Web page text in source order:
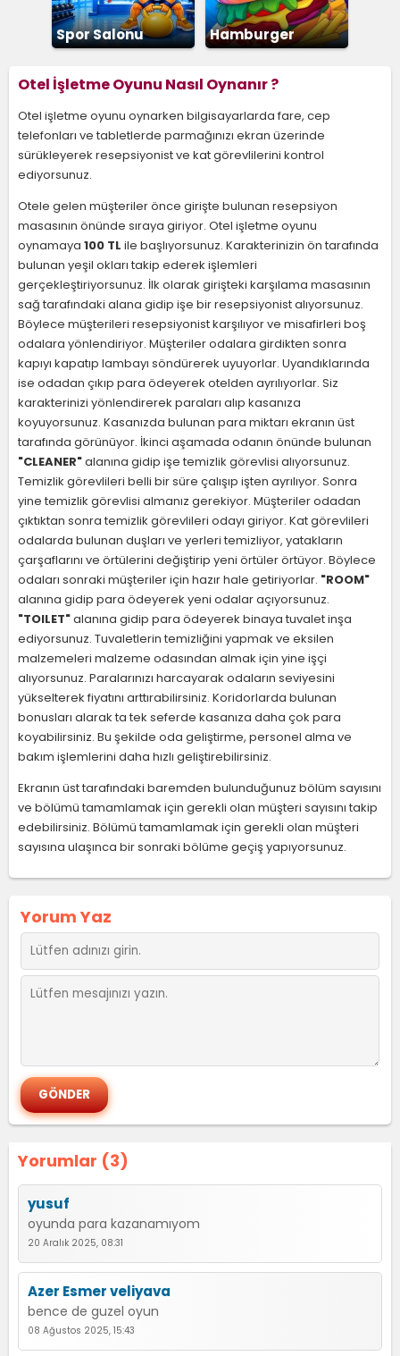
Spor Salonu
Hamburger
Otel İşletme Oyunu Nasıl Oynanır ?
Otel işletme oyunu oynarken bilgisayarlarda fare, cep
telefonları ve tabletlerde parmağınızı ekran üzerinde
sürükleyerek resepsiyonist ve kat görevlilerini kontrol
ediyorsunuz.
Otele gelen müşteriler önce girişte bulunan resepsiyon
masasının önünde sıraya giriyor. Otel işletme oyunu
oynamaya 100 TL ile başlıyorsunuz. Karakterinizin ön tarafında
bulunan yeşil okları takip ederek işlemleri
gerçekleştiriyorsunuz. İlk olarak girişteki karşılama masasının
sağ tarafındaki alana gidip işe bir resepsiyonist alıyorsunuz.
Böylece müşterileri resepsiyonist karşılıyor ve misafirleri boş
odalara yönlendiriyor. Müşteriler odalara girdikten sonra
kapıyı kapatıp lambayı söndürerek uyuyorlar. Uyandıklarında
ise odadan çıkıp para ödeyerek otelden ayrılıyorlar. Siz
karakterinizi yönlendirerek paraları alıp kasanıza
koyuyorsunuz. Kasanızda bulunan para miktarı ekranın üst
tarafında görünüyor. İkinci aşamada odanın önünde bulunan
"CLEANER"alanına gidip işe temizlik görevlisi alıyorsunuz.
Temizlik görevlileri belli bir süre çalışıp işten ayrılıyor. Sonra
yine temizlik görevlisi almanız gerekiyor. Müşteriler odadan
çıktıktan sonra temizlik görevlileri odayı giriyor. Kat görevlileri
odalarda bulunan duşları ve yerleri temizliyor, yatakların
çarşaflarını ve örtülerini değiştirip yeni örtüler örtüyor. Böylece
odaları sonraki müşteriler için hazır hale getiriyorlar. "ROOM"
alanına gidip para ödeyerek yeni odalar açıyorsunuz.
"TOILET"alanına gidip para ödeyerek binaya tuvalet inşa
ediyorsunuz. Tuvaletlerin temizliğini yapmak ve eksilen
malzemeleri malzeme odasından almak için yine işçi
alıyorsunuz. Paralarınızı harcayarak odaların seviyesini
yükselterek fiyatını arttırabilirsiniz. Koridorlarda bulunan
bonusları alarak ta tek seferde kasanıza daha çok para
koyabilirsiniz. Bu şekilde oda geliştirme, personel alma ve
bakım işlemlerini daha hızlı geliştirebilirsiniz.
Ekranın üst tarafındaki baremden bulunduğunuz bölüm sayısını
ve bölümü tamamlamak için gerekli olan müşteri sayısını takip
edebilirsiniz. Bölümü tamamlamak için gerekli olan müşteri
sayısına ulaşınca bir sonraki bölüme geçiş yapıyorsunuz.
Yorumlar (3)
yusuf
oyunda para kazanamıyom
20 Aralık 2025, 08:31
Azer Esmer veliyava
bence de guzel oyun
08 Ağustos 2025, 15:43
Yorum Yaz